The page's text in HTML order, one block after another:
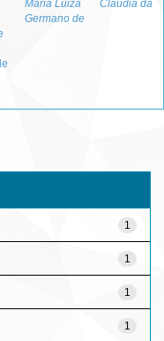
Maria Luiza
Germano de
Claudia da
1
1
1
1